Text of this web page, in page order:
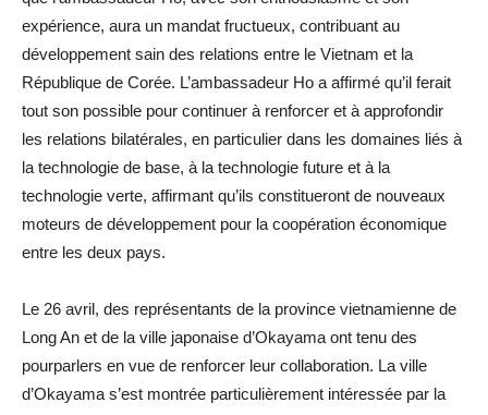
expérience, aura un mandat fructueux, contribuant au
développement sain des relations entre le Vietnam et la
République de Corée. L’ambassadeur Ho a affirmé qu’il ferait
tout son possible pour continuer à renforcer et à approfondir
les relations bilatérales, en particulier dans les domaines liés à
la technologie de base, à la technologie future et à la
technologie verte, affirmant qu’ils constitueront de nouveaux
moteurs de développement pour la coopération économique
entre les deux pays.
Le 26 avril, des représentants de la province vietnamienne de
Long An et de la ville japonaise d’Okayama ont tenu des
pourparlers en vue de renforcer leur collaboration. La ville
d’Okayama s’est montrée particulièrement intéressée par la